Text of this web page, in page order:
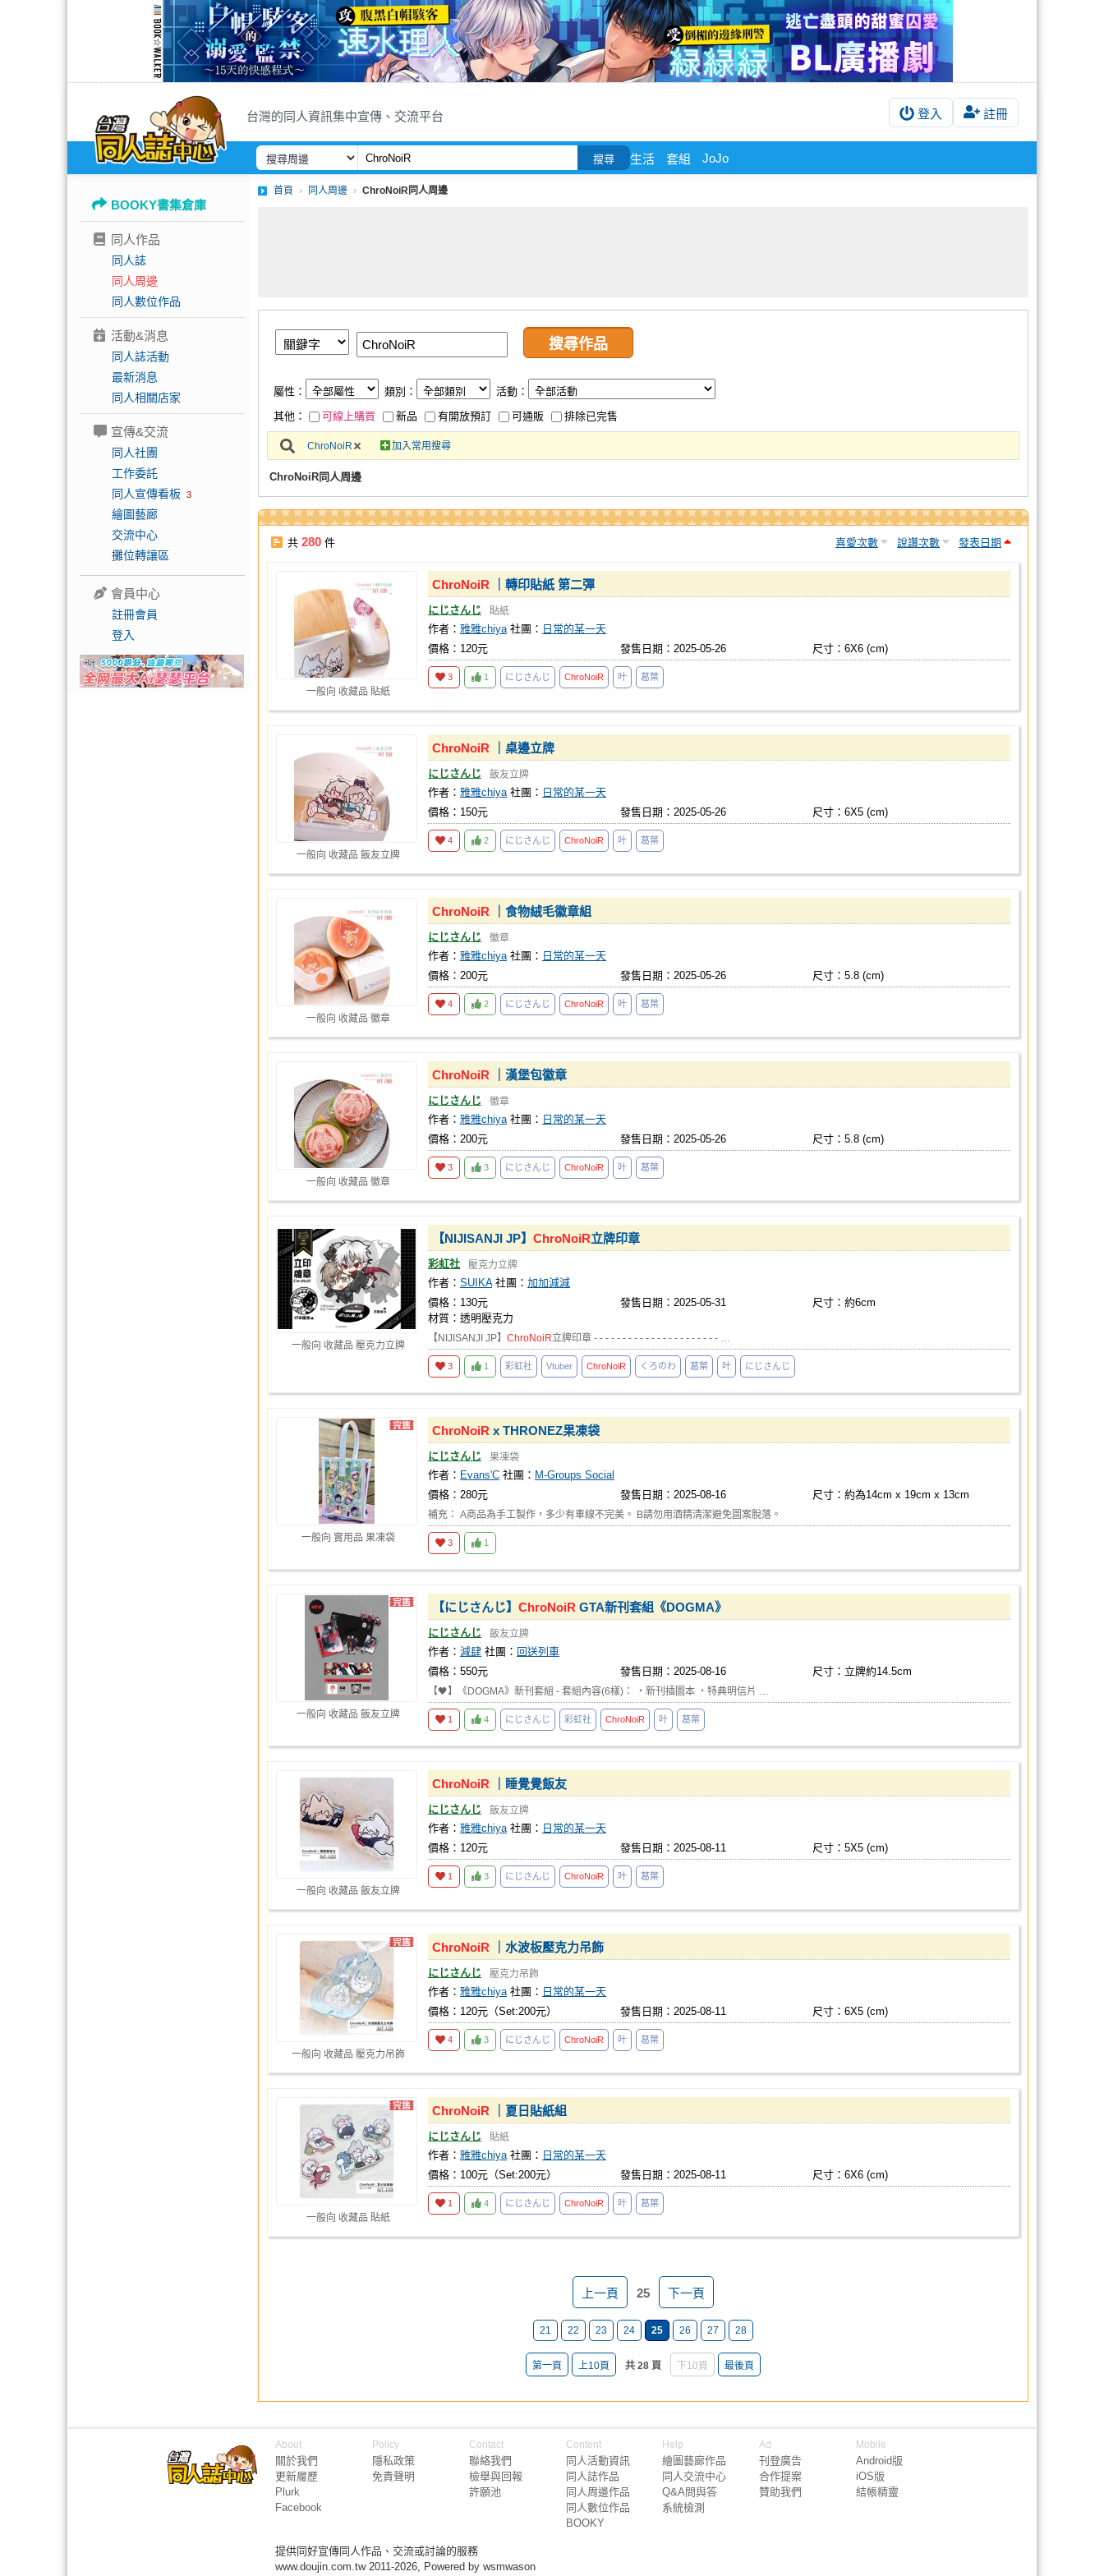
台灣的同人資訊集中宣傳、交流平台 登入 註冊
搜尋 生活 套組 JoJo
BOOKY書集倉庫
同人作品
同人誌
同人周邊
同人數位作品
活動&消息
同人誌活動
最新消息
同人相關店家
宣傳&交流
同人社團
工作委託
同人宣傳看板 3
繪圖藝廊
交流中心
攤位轉讓區
會員中心
註冊會員
登入
首頁 同人周邊 ChroNoiR同人周邊
屬性： 類別：
活動：
其他：
可線上購買 新品 有開放預訂 可通販 排除已完售
ChroNoiR 加入常用搜尋
ChroNoiR同人周邊
共 280 件 喜愛次數 說讚次數 發表日期
一般向 收藏品 貼紙
ChroNoiR ｜轉印貼紙 第二彈
にじさんじ 貼紙
作者： 雅雅chiya 社團： 日常的某一天
價格：120元
發售日期：2025-05-26 尺寸：6X6 (cm)
3 1 にじさんじ ChroNoiR 叶 葛葉
一般向 收藏品 飯友立牌
ChroNoiR ｜桌邊立牌
にじさんじ 飯友立牌
作者： 雅雅chiya 社團： 日常的某一天
價格：150元
發售日期：2025-05-26 尺寸：6X5 (cm)
4 2 にじさんじ ChroNoiR 叶 葛葉
一般向 收藏品 徽章
ChroNoiR ｜食物絨毛徽章組
にじさんじ 徽章
作者： 雅雅chiya 社團： 日常的某一天
價格：200元
發售日期：2025-05-26 尺寸：5.8 (cm)
4 2 にじさんじ ChroNoiR 叶 葛葉
一般向 收藏品 徽章
ChroNoiR ｜漢堡包徽章
にじさんじ 徽章
作者： 雅雅chiya 社團： 日常的某一天
價格：200元
發售日期：2025-05-26 尺寸：5.8 (cm)
3 3 にじさんじ ChroNoiR 叶 葛葉
一般向 收藏品 壓克力立牌
【NIJISANJI JP】 ChroNoiR立牌印章
彩虹社 壓克力立牌
作者： SUIKA 社團： 加加減減
價格：130元
發售日期：2025-05-31
尺寸：約6cm
材質：透明壓克力
【NIJISANJI JP】 ChroNoiR立牌印章 - - - - - - - - - - - - - - - - - - - - - - …
3 1 彩虹社 Vtuber ChroNoiR くろのわ 葛葉 叶 にじさんじ
一般向 實用品 果凍袋
ChroNoiR x THRONEZ果凍袋
にじさんじ 果凍袋
作者： Evans'C 社團： M-Groups Social
價格：280元
發售日期：2025-08-16 尺寸：約為14cm x 19cm x 13cm
補充： A商品為手工製作，多少有車線不完美。 B請勿用酒精清潔避免圖案脫落。
3 1
一般向 收藏品 飯友立牌
【にじさんじ】 ChroNoiR GTA新刊套組《DOGMA》
にじさんじ 飯友立牌
作者： 減肆 社團： 回送列車
價格：550元
發售日期：2025-08-16 尺寸：立牌約14.5cm
【🖤】《DOGMA》新刊套組 - 套組內容(6樣)： ・新刊插圖本 ・特典明信片 …
1 4 にじさんじ 彩虹社 ChroNoiR 叶 葛葉
一般向 收藏品 飯友立牌
ChroNoiR ｜睡覺覺飯友
にじさんじ 飯友立牌
作者： 雅雅chiya 社團： 日常的某一天
價格：120元
發售日期：2025-08-11 尺寸：5X5 (cm)
1 3 にじさんじ ChroNoiR 叶 葛葉
一般向 收藏品 壓克力吊飾
ChroNoiR ｜水波板壓克力吊飾
にじさんじ 壓克力吊飾
作者： 雅雅chiya 社團： 日常的某一天
價格：120元（Set:200元）
發售日期：2025-08-11 尺寸：6X5 (cm)
4 3 にじさんじ ChroNoiR 叶 葛葉
一般向 收藏品 貼紙
ChroNoiR ｜夏日貼紙組
にじさんじ 貼紙
作者： 雅雅chiya 社團： 日常的某一天
價格：100元（Set:200元）
發售日期：2025-08-11 尺寸：6X6 (cm)
1 4 にじさんじ ChroNoiR 叶 葛葉
上一頁 25 下一頁
21 22 23 24 25 26 27 28
第一頁 上10頁 共 28 頁 下10頁 最後頁
About
關於我們
更新履歷
Plurk
Facebook
Policy
隱私政策
免責聲明
Contact
聯絡我們
檢舉與回報
許願池
Content
同人活動資訊
同人誌作品
同人周邊作品
同人數位作品
BOOKY
Help
繪圖藝廊作品
同人交流中心
Q&A問與答
系統檢測
Ad
刊登廣告
合作提案
贊助我們
Mobile
Android版
iOS版
結帳精靈
提供同好宣傳同人作品、交流或討論的服務
www.doujin.com.tw 2011-2026, Powered by wsmwason